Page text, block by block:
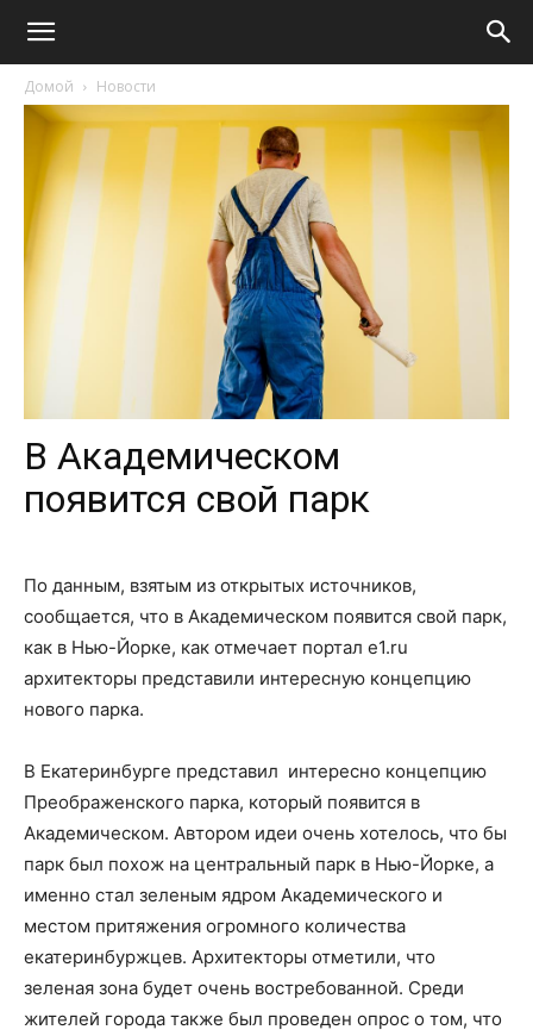
Домой Новости
В Академическом
появится свой парк
По данным, взятым из открытых источников,
сообщается, что в Академическом появится свой парк,
как в Нью-Йорке, как отмечает портал e1.ru
архитекторы представили интересную концепцию
нового парка.
В Екатеринбурге представил интересно концепцию
Преображенского парка, который появится в
Академическом. Автором идеи очень хотелось, что бы
парк был похож на центральный парк в Нью-Йорке, а
именно стал зеленым ядром Академического и
местом притяжения огромного количества
екатеринбуржцев. Архитекторы отметили, что
зеленая зона будет очень востребованной. Среди
жителей города также был проведен опрос о том, что